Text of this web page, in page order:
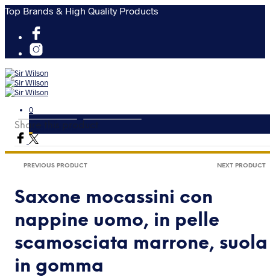
Top Brands & High Quality Products
0
Carrello
Acquista ora
Saxone mocassini con
nappine uomo, in pelle
scamosciata marrone, suola
in gomma
Share this product
PREVIOUS PRODUCT NEXT PRODUCT